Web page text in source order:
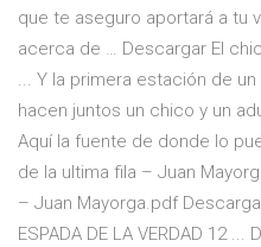
que te aseguro aportará a tu
acerca de … Descargar El
... Y la primera estación de
hacen juntos un chico y un
Aquí la fuente de donde lo
de la ultima fila – Juan
– Juan Mayorga.pdf
ESPADA DE LA VERDAD 12 ...